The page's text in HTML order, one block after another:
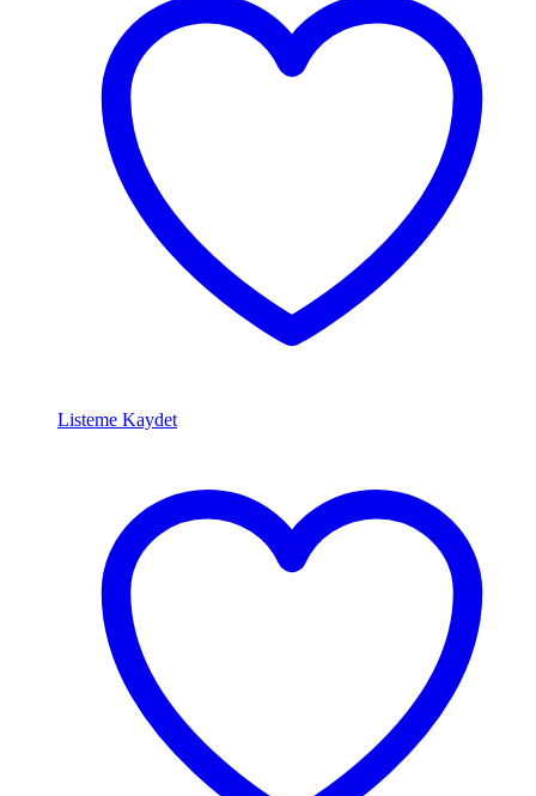
Listeme Kaydet